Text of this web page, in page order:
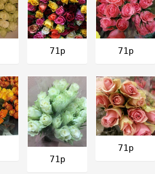
71р 71р
71р
71р